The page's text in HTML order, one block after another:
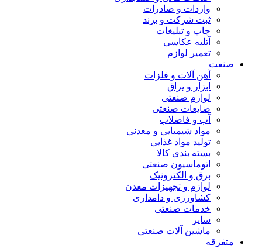
واردات و صادرات
ثبت شرکت و برند
چاپ و تبلیغات
آتلیه عکاسی
تعمیر لوازم
صنعت
آهن آلات و فلزات
ابزار و یراق
لوازم صنعتی
ضایعات صنعتی
آب و فاضلاب
مواد شیمیایی و معدنی
تولید مواد غذایی
بسته بندی کالا
اتوماسیون صنعتی
برق و الکترونیک
لوازم و تجهیزات معدن
کشاورزی و دامداری
خدمات صنعتی
سایر
ماشین آلات صنعتی
متفرقه